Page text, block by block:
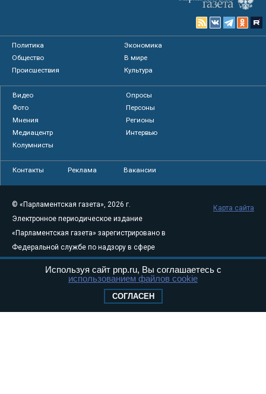
Политика
Экономика
Общество
В мире
Происшествия
Культура
Видео
Опросы
Фото
Персоны
Мнения
Регионы
Медиацентр
Интервью
Колумнисты
Контакты Реклама Вакансии
© «Парламентская газета», 2026 г.
Электронное периодическое издание
«Парламентская газета» зарегистрировано в
Федеральной службе по надзору в сфере
связи, информационных технологий и
массовых коммуникаций (Роскомнадзор) 05
Свидетельство о регистрации Эл № ФС77-
Карта сайта
Используя сайт pnp.ru, Вы соглашаетесь с
использованием файлов cookie
СОГЛАСЕН